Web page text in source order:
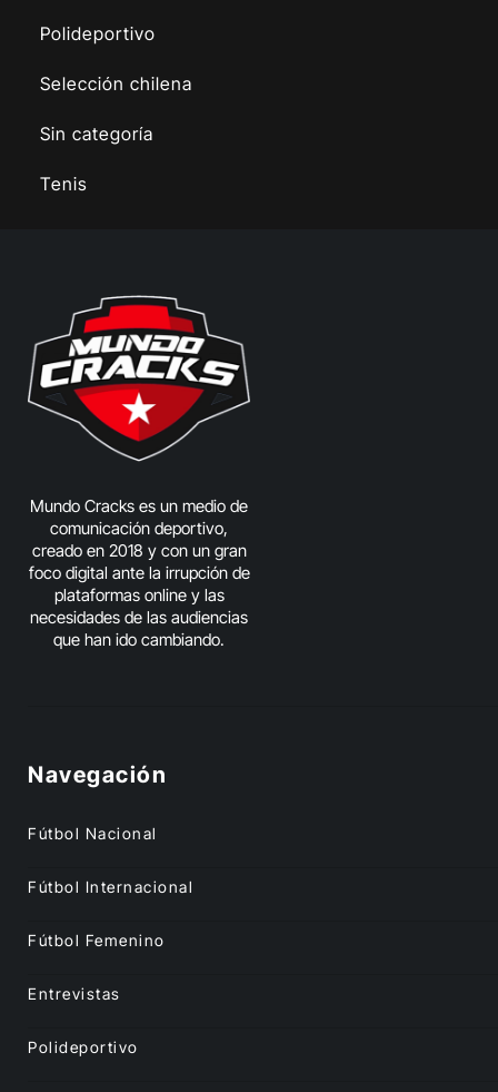
Polideportivo
Selección chilena
Sin categoría
Tenis
Mundo Cracks es un medio de
comunicación deportivo,
creado en 2018 y con un gran
foco digital ante la irrupción de
plataformas online y las
necesidades de las audiencias
que han ido cambiando.
Navegación
Fútbol Nacional
Fútbol Internacional
Fútbol Femenino
Entrevistas
Polideportivo